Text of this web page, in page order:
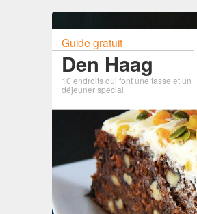
Guide gratuit
Den Haag
10 endroits qui font une tasse et un
déjeuner spécial